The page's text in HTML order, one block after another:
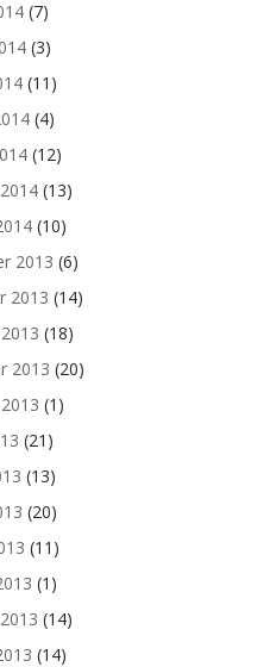
(7)
(3)
(11)
(4)
(12)
(13)
(10)
2013 (6)
2013 (14)
(18)
2013 (20)
(1)
(21)
(13)
(20)
(11)
(1)
(14)
(14)